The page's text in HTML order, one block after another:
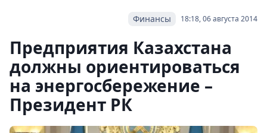
18:18, 06 августа 2014
Финансы
Предприятия Казахстана
должны ориентироваться
на энергосбережение –
Президент РК